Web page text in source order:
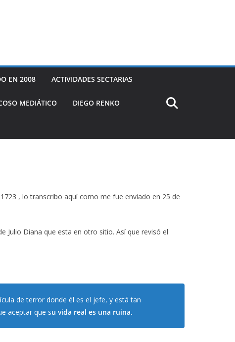
EN 2008 ACTIVIDADES SECTARIAS
MEDIÁTICO DIEGO RENKO
, lo transcribo aquí como me fue enviado en 25 de
Julio Diana que esta en otro sitio. Así que revisó el
de terror donde él es el jefe, y está tan
aceptar que su vida real es una ruina.